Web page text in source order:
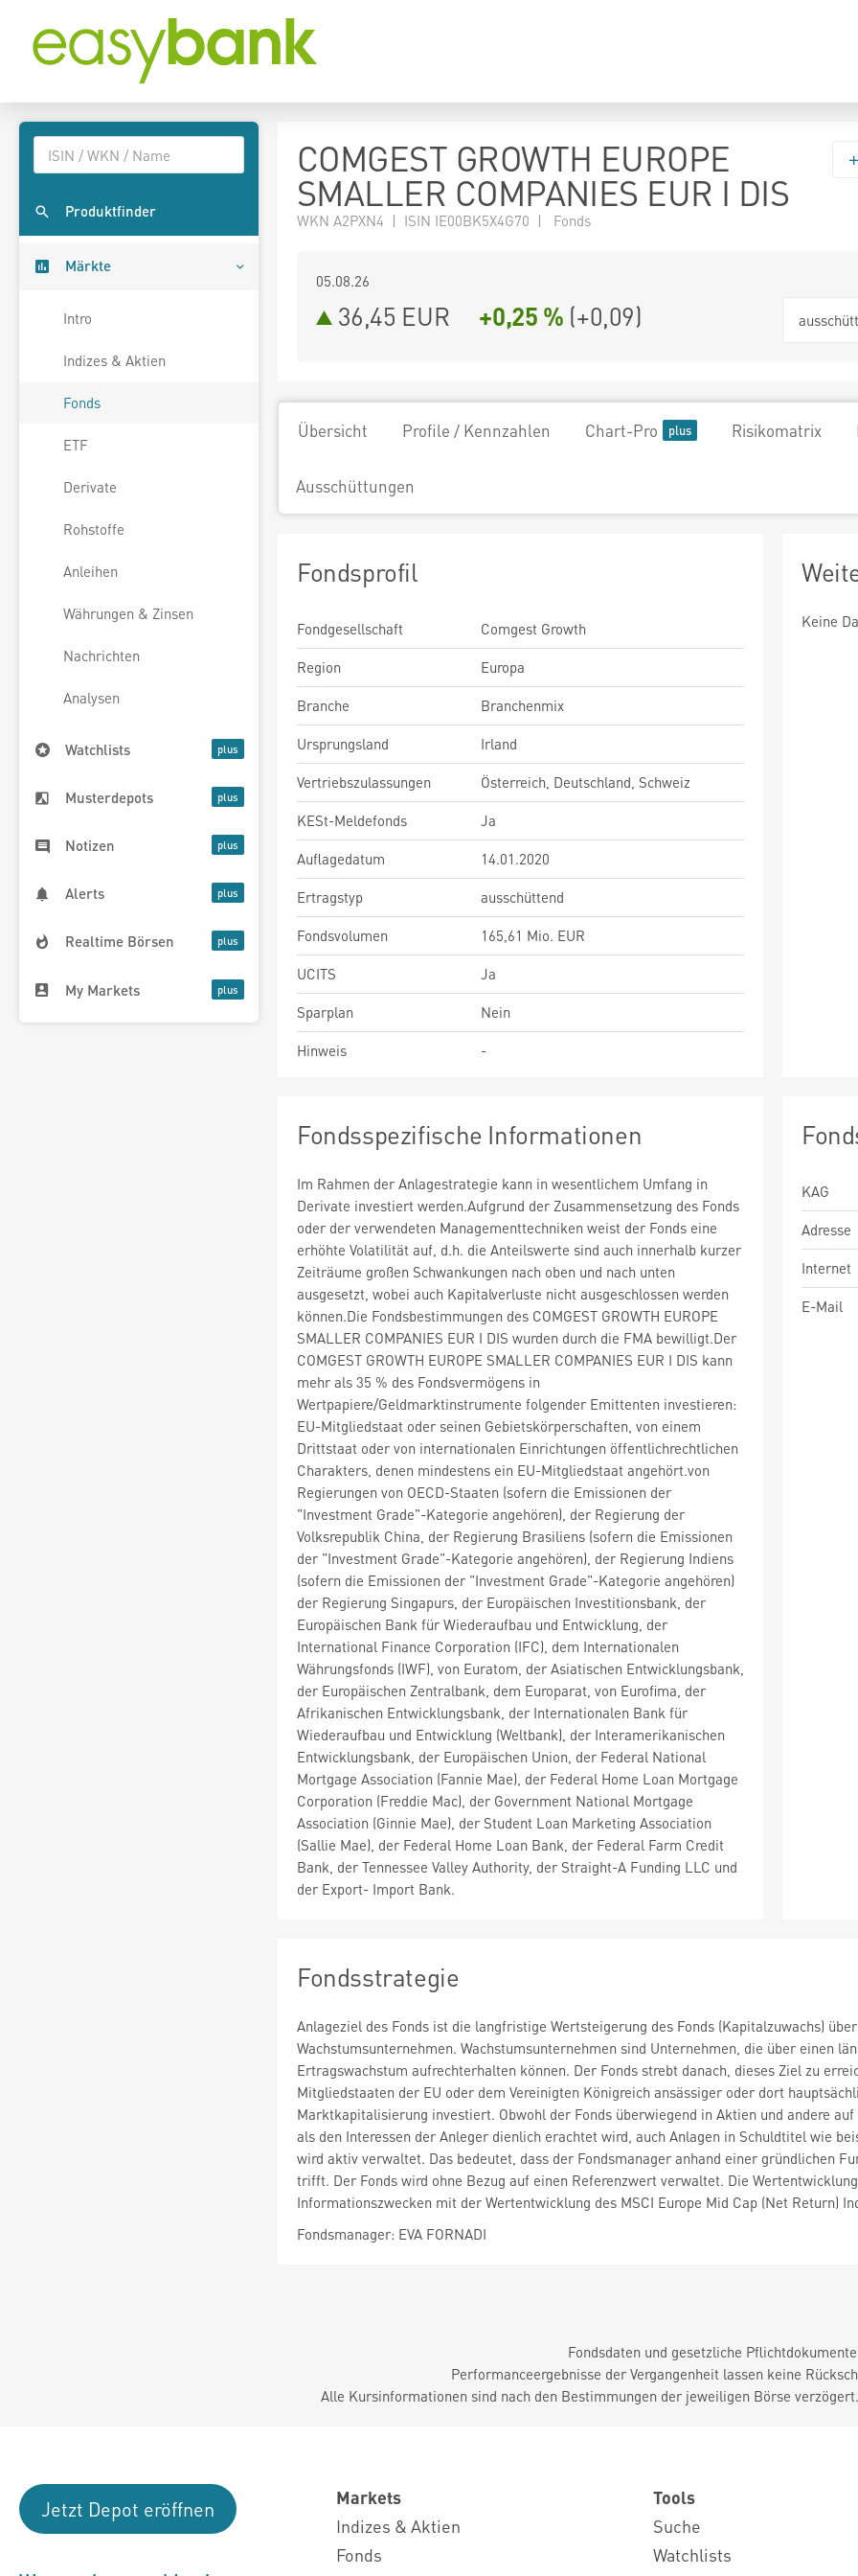
Produktfinder
Märkte
Intro
Indizes & Aktien
Fonds
ETF
Derivate
Rohstoffe
Anleihen
Währungen & Zinsen
Nachrichten
Analysen
Watchlists
Musterdepots
Notizen
Alerts
Realtime Börsen
My Markets
COMGEST GROWTH EUROPE
SMALLER COMPANIES EUR I DIS
WKN A2PXN4 | ISIN IE00BK5X4G70 | Fonds
05.08.26
36,45 EUR +0,25 % (+0,09)
Übersicht Profile / Kennzahlen Chart-Pro Risikomatrix
Ausschüttungen
Fondsprofil
Fondgesellschaft
Comgest Growth
Region
Europa
Branche
Branchenmix
Ursprungsland
Irland
Vertriebszulassungen
Österreich, Deutschland, Schweiz
KESt-Meldefonds
Ja
Auflagedatum
14.01.2020
Ertragstyp
ausschüttend
Fondsvolumen
165,61 Mio. EUR
UCITS
Ja
Sparplan
Nein
Hinweis
-
Keine
Fondsspezifische Informationen
Im Rahmen der Anlagestrategie kann in wesentlichem Umfang in
Derivate investiert werden.Aufgrund der Zusammensetzung des Fonds
oder der verwendeten Managementtechniken weist der Fonds eine
erhöhte Volatilität auf, d.h. die Anteilswerte sind auch innerhalb kurzer
Zeiträume großen Schwankungen nach oben und nach unten
ausgesetzt, wobei auch Kapitalverluste nicht ausgeschlossen werden
können.Die Fondsbestimmungen des COMGEST GROWTH EUROPE
SMALLER COMPANIES EUR I DIS wurden durch die FMA bewilligt.Der
COMGEST GROWTH EUROPE SMALLER COMPANIES EUR I DIS kann
mehr als 35 % des Fondsvermögens in
Wertpapiere/Geldmarktinstrumente folgender Emittenten investieren:
EU-Mitgliedstaat oder seinen Gebietskörperschaften, von einem
Drittstaat oder von internationalen Einrichtungen öffentlichrechtlichen
Charakters, denen mindestens ein EU-Mitgliedstaat angehört.von
Regierungen von OECD-Staaten (sofern die Emissionen der
"Investment Grade"-Kategorie angehören), der Regierung der
Volksrepublik China, der Regierung Brasiliens (sofern die Emissionen
der "Investment Grade"-Kategorie angehören), der Regierung Indiens
(sofern die Emissionen der "Investment Grade"-Kategorie angehören)
der Regierung Singapurs, der Europäischen Investitionsbank, der
Europäischen Bank für Wiederaufbau und Entwicklung, der
International Finance Corporation (IFC), dem Internationalen
Währungsfonds (IWF), von Euratom, der Asiatischen Entwicklungsbank,
der Europäischen Zentralbank, dem Europarat, von Eurofima, der
Afrikanischen Entwicklungsbank, der Internationalen Bank für
Wiederaufbau und Entwicklung (Weltbank), der Interamerikanischen
Entwicklungsbank, der Europäischen Union, der Federal National
Mortgage Association (Fannie Mae), der Federal Home Loan Mortgage
Corporation (Freddie Mac), der Government National Mortgage
Association (Ginnie Mae), der Student Loan Marketing Association
(Sallie Mae), der Federal Home Loan Bank, der Federal Farm Credit
Bank, der Tennessee Valley Authority, der Straight-A Funding LLC und
der Export- Import Bank.
KAG
Adresse
Internet
E-Mail
Fondsstrategie
Anlageziel des Fonds ist die langfristige Wertsteigerung des Fonds (Kapitalzuwachs)
Wachstumsunternehmen. Wachstumsunternehmen sind Unternehmen, die über einen
Ertragswachstum aufrechterhalten können. Der Fonds strebt danach, dieses Ziel zu
Mitgliedstaaten der EU oder dem Vereinigten Königreich ansässiger oder dort
Marktkapitalisierung investiert. Obwohl der Fonds überwiegend in Aktien und andere
als den Interessen der Anleger dienlich erachtet wird, auch Anlagen in Schuldtitel wie
wird aktiv verwaltet. Das bedeutet, dass der Fondsmanager anhand einer gründlichen
trifft. Der Fonds wird ohne Bezug auf einen Referenzwert verwaltet. Die
Informationszwecken mit der Wertentwicklung des MSCI Europe Mid Cap (Net Return)
Fondsmanager: EVA FORNADI
Fondsdaten und gesetzliche
Performanceergebnisse der Vergangenheit lassen keine
Alle Kursinformationen sind nach den Bestimmungen der jeweiligen Börse
Jetzt Depot eröffnen
Markets
Indizes & Aktien
Fonds
Tools
Suche
Watchlists